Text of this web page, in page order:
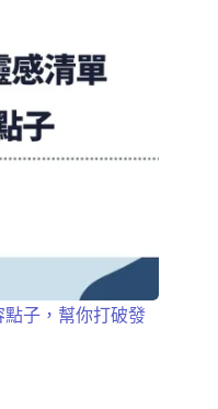
點子，幫你打破發